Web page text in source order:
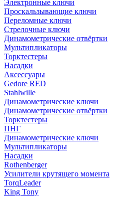
Электронные ключи
Проскальзывающие ключи
Переломные ключи
Стрелочные ключи
Динамометрические отвёртки
Мультипликаторы
Торктестеры
Насадки
Аксессуары
Gedore RED
Stahlwille
Динамометрические ключи
Динамометрические отвёртки
Торктестеры
ПНГ
Динамометрические ключи
Мультипликаторы
Насадки
Rothenberger
Усилители крутящего момента
TorqLeader
King Tony